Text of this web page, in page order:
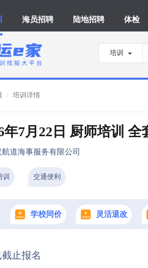
海员招聘 陆地招聘 体检
培训
培训详情
年7月22日 厨师培训 全
航道海事服务有限公司
训 交通便利
学校同价 灵活退改
截止报名